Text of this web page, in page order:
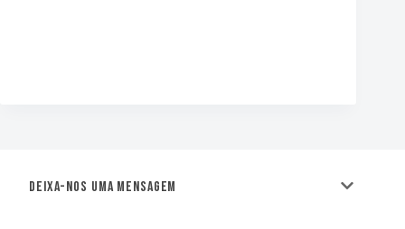
Deixa-nos uma mensagem